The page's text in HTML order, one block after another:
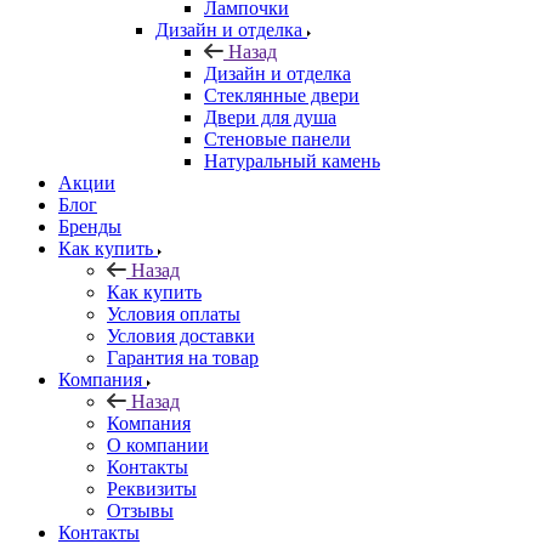
Лампочки
Дизайн и отделка
Назад
Дизайн и отделка
Стеклянные двери
Двери для душа
Стеновые панели
Натуральный камень
Акции
Блог
Бренды
Как купить
Назад
Как купить
Условия оплаты
Условия доставки
Гарантия на товар
Компания
Назад
Компания
О компании
Контакты
Реквизиты
Отзывы
Контакты